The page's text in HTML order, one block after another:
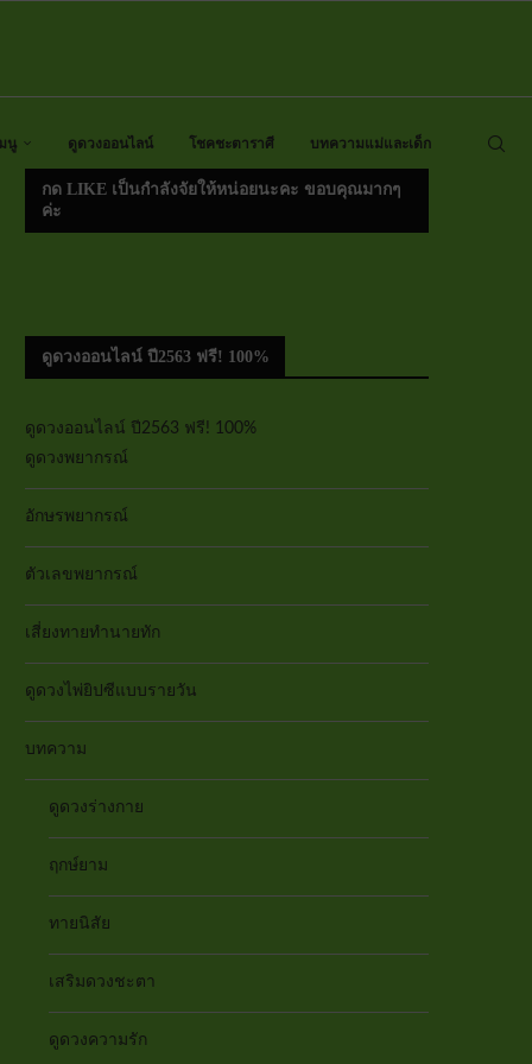
นู ดูดวงออนไลน์ โชคชะตาราศี บทความแม่และเด็ก
กด LIKE เป็นกำลังจัยให้หน่อยนะคะ ขอบคุณมากๆ
ค่ะ
ดูดวงออนไลน์ ปี2563 ฟรี! 100%
ดูดวงออนไลน์ ปี2563 ฟรี! 100%
ดูดวงพยากรณ์
อักษรพยากรณ์
ตัวเลขพยากรณ์
เสี่ยงทายทำนายทัก
ดูดวงไพ่ยิปซีแบบรายวัน
บทความ
ดูดวงร่างกาย
ฤกษ์ยาม
ทายนิสัย
เสริมดวงชะตา
ดูดวงความรัก